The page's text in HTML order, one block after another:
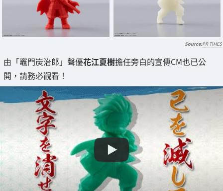
PR TIMES
由「竈門炭治郎」聲優花江夏樹擔任旁白的宣傳CM也已公
開，請務必觀看！